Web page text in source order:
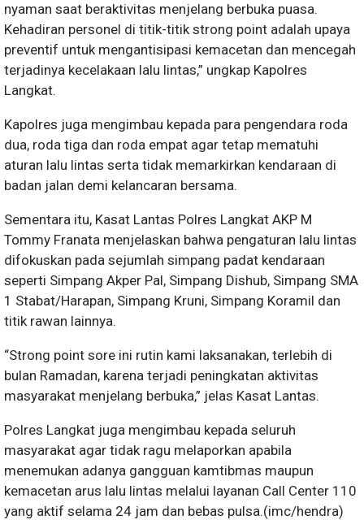
nyaman saat beraktivitas menjelang berbuka puasa.
Kehadiran personel di titik-titik strong point adalah upaya
preventif untuk mengantisipasi kemacetan dan mencegah
terjadinya kecelakaan lalu lintas,” ungkap Kapolres
Langkat.
Kapolres juga mengimbau kepada para pengendara roda
dua, roda tiga dan roda empat agar tetap mematuhi
aturan lalu lintas serta tidak memarkirkan kendaraan di
badan jalan demi kelancaran bersama.
Sementara itu, Kasat Lantas Polres Langkat AKP M
Tommy Franata menjelaskan bahwa pengaturan lalu lintas
difokuskan pada sejumlah simpang padat kendaraan
seperti Simpang Akper Pal, Simpang Dishub, Simpang SMA
1 Stabat/Harapan, Simpang Kruni, Simpang Koramil dan
titik rawan lainnya.
“Strong point sore ini rutin kami laksanakan, terlebih di
bulan Ramadan, karena terjadi peningkatan aktivitas
masyarakat menjelang berbuka,” jelas Kasat Lantas.
Polres Langkat juga mengimbau kepada seluruh
masyarakat agar tidak ragu melaporkan apabila
menemukan adanya gangguan kamtibmas maupun
kemacetan arus lalu lintas melalui layanan Call Center 110
yang aktif selama 24 jam dan bebas pulsa.(imc/hendra)